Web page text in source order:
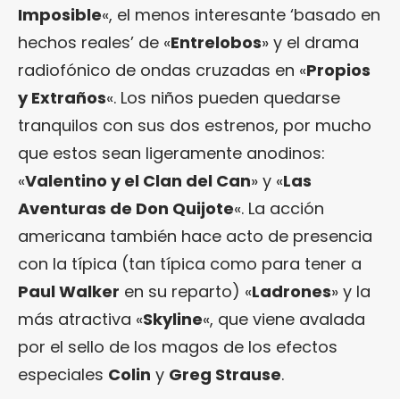
Imposible«, el menos interesante ‘basado en
hechos reales’ de «Entrelobos» y el drama
radiofónico de ondas cruzadas en «Propios
y Extraños«. Los niños pueden quedarse
tranquilos con sus dos estrenos, por mucho
que estos sean ligeramente anodinos:
«Valentino y el Clan del Can» y «Las
Aventuras de Don Quijote«. La acción
americana también hace acto de presencia
con la típica (tan típica como para tener a
Paul Walker en su reparto) «Ladrones» y la
más atractiva «Skyline«, que viene avalada
por el sello de los magos de los efectos
especiales Colin y Greg Strause.